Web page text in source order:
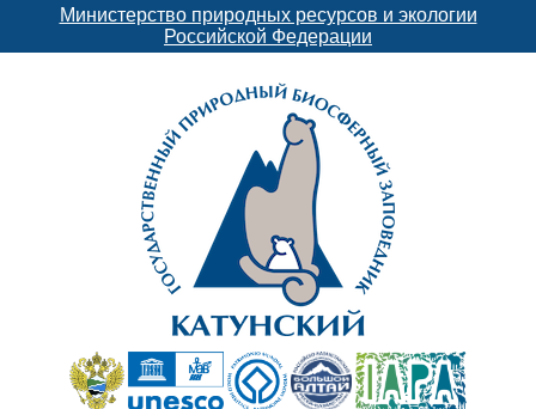
Министерство природных ресурсов и экологии
Российской Федерации